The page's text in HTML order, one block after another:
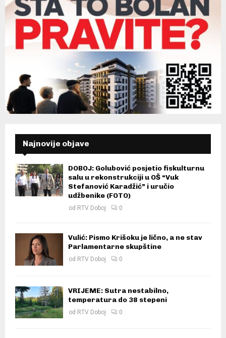
Najnovije objave
DOBOJ: Golubović posjetio fiskulturnu
salu u rekonstrukciji u OŠ “Vuk
Stefanović Karadžić” i uručio
udžbenike (FOTO)
od RTV Doboj 0
Vulić: Pismo Krišoku je lično, a ne stav
Parlamentarne skupštine
od RTV Doboj 0
VRIJEME: Sutra nestabilno,
temperatura do 38 stepeni
od RTV Doboj 0